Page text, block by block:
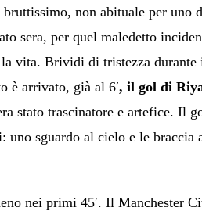
non abituale per uno
sera, per quel maledetto
vita. Brividi di tristezza
è arrivato, già al 6′, il gol di
stato trascinatore e artefice. Il
sguardo al cielo e le braccia
nei primi 45′. Il Manchester